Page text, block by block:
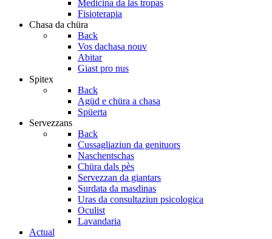
Medicina da las tropas
Fisioterapia
Chasa da chüra
Back
Vos dachasa nouv
Abitar
Giast pro nus
Spitex
Back
Agüd e chüra a chasa
Spüerta
Servezzans
Back
Cussagliaziun da genituors
Naschentschas
Chüra dals pès
Servezzan da giantars
Surdata da masdinas
Uras da consultaziun psicologica
Oculist
Lavandaria
Actual